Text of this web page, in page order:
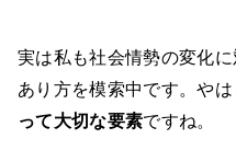
実は私も社会情勢の変化
あり方を模索中です。や
って大切な要素ですね。